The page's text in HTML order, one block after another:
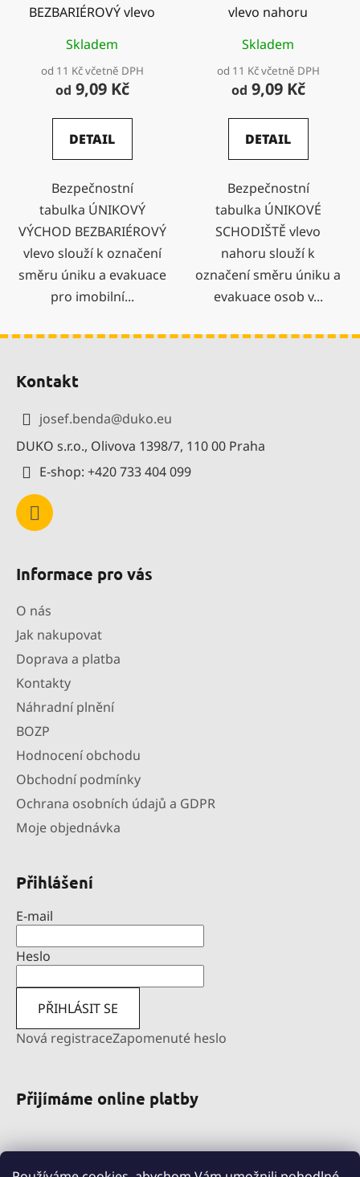
BEZBARIÉROVÝ vlevo
Skladem
od 11 Kč včetně DPH
od 9,09 Kč
DETAIL
Bezpečnostní
tabulka ÚNIKOVÝ
VÝCHOD BEZBARIÉROVÝ
vlevo slouží k označení
směru úniku a evakuace
pro imobilní...
vlevo nahoru
Skladem
od 11 Kč včetně DPH
od 9,09 Kč
DETAIL
Bezpečnostní
tabulka ÚNIKOVÉ
SCHODIŠTĚ vlevo
nahoru slouží k
označení směru úniku a
evakuace osob v...
Kontakt
josef.benda@duko.eu
DUKO s.r.o., Olivova 1398/7, 110 00 Praha
E-shop: +420 733 404 099
Informace pro vás
O nás
Jak nakupovat
Doprava a platba
Kontakty
Náhradní plnění
BOZP
Hodnocení obchodu
Obchodní podmínky
Ochrana osobních údajů a GDPR
Moje objednávka
Přihlášení
E-mail
Heslo
PŘIHLÁSIT SE
Nová registraceZapomenuté heslo
Přijímáme online platby